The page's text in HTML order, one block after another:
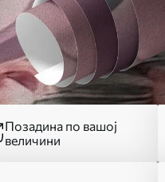
Позадина по вашој
величини